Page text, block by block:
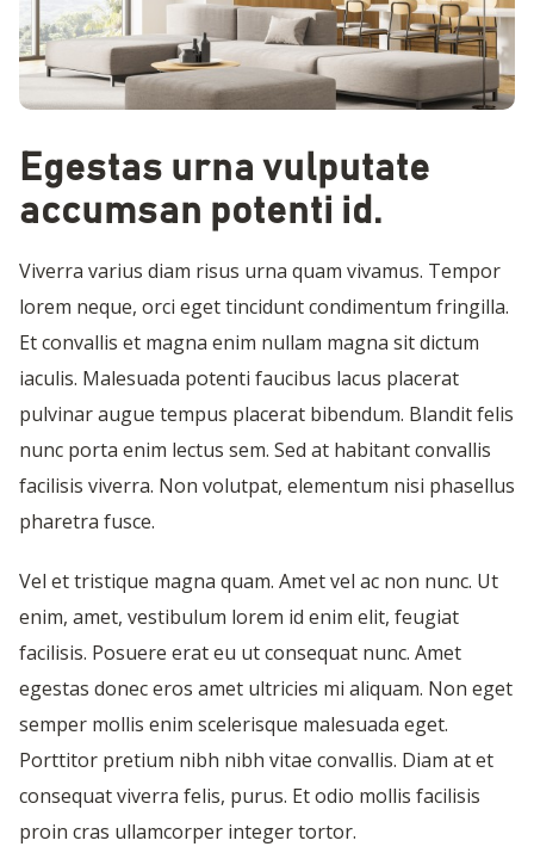
Egestas urna vulputate
accumsan potenti id.
Viverra varius diam risus urna quam vivamus. Tempor
lorem neque, orci eget tincidunt condimentum fringilla.
Et convallis et magna enim nullam magna sit dictum
iaculis. Malesuada potenti faucibus lacus placerat
pulvinar augue tempus placerat bibendum. Blandit felis
nunc porta enim lectus sem. Sed at habitant convallis
facilisis viverra. Non volutpat, elementum nisi phasellus
pharetra fusce.
Vel et tristique magna quam. Amet vel ac non nunc. Ut
enim, amet, vestibulum lorem id enim elit, feugiat
facilisis. Posuere erat eu ut consequat nunc. Amet
egestas donec eros amet ultricies mi aliquam. Non eget
semper mollis enim scelerisque malesuada eget.
Porttitor pretium nibh nibh vitae convallis. Diam at et
consequat viverra felis, purus. Et odio mollis facilisis
proin cras ullamcorper integer tortor.